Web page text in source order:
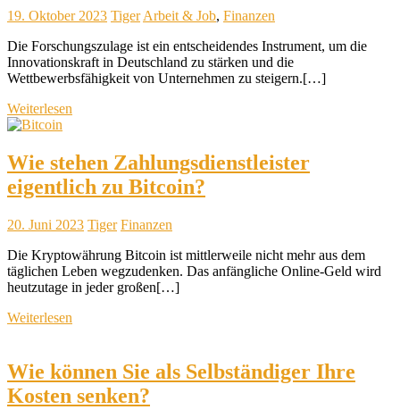
19. Oktober 2023 Tiger Arbeit & Job, Finanzen
Die Forschungszulage ist ein entscheidendes Instrument, um die
Innovationskraft in Deutschland zu stärken und die
Wettbewerbsfähigkeit von Unternehmen zu steigern.[…]
Weiterlesen
Wie stehen Zahlungsdienstleister
eigentlich zu Bitcoin?
20. Juni 2023 Tiger Finanzen
Die Kryptowährung Bitcoin ist mittlerweile nicht mehr aus dem
täglichen Leben wegzudenken. Das anfängliche Online-Geld wird
heutzutage in jeder großen[…]
Weiterlesen
Wie können Sie als Selbständiger Ihre
Kosten senken?